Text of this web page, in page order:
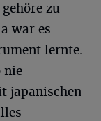
zu
war es
lernte.
nie
japanischen